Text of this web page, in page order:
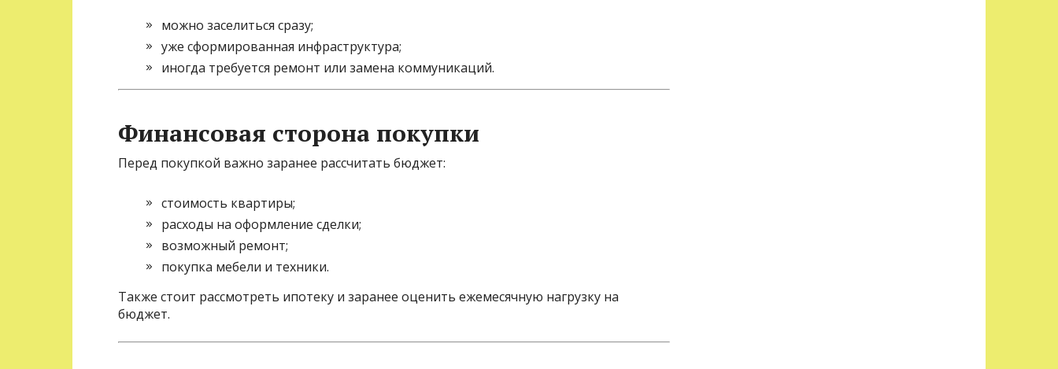
можно заселиться сразу;
уже сформированная инфраструктура;
иногда требуется ремонт или замена коммуникаций.
Финансовая сторона покупки
Перед покупкой важно заранее рассчитать бюджет:
стоимость квартиры;
расходы на оформление сделки;
возможный ремонт;
покупка мебели и техники.
Также стоит рассмотреть ипотеку и заранее оценить ежемесячную нагрузку на
бюджет.